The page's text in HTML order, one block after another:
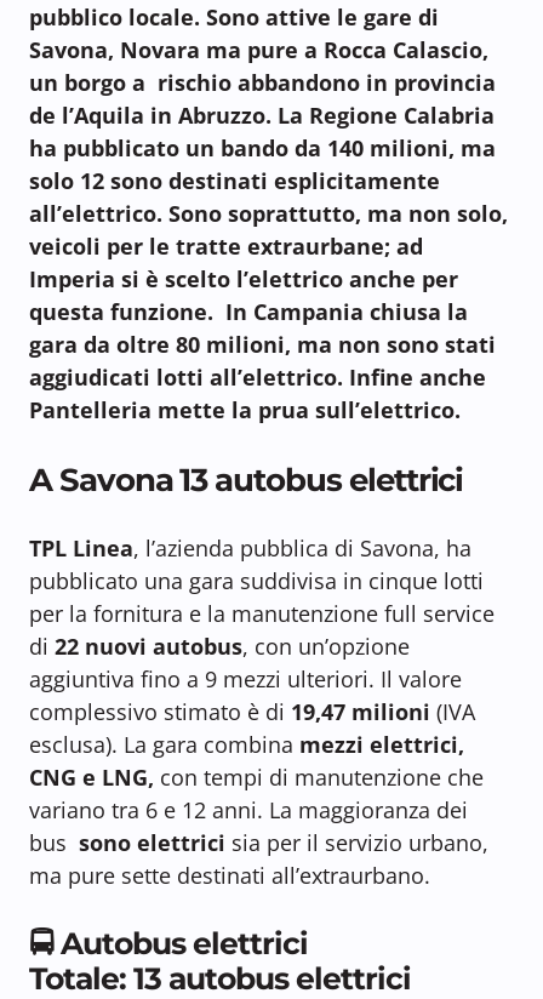
pubblico locale. Sono attive le gare di
Savona, Novara ma pure a Rocca Calascio,
un borgo a rischio abbandono in provincia
de l’Aquila in Abruzzo. La Regione Calabria
ha pubblicato un bando da 140 milioni, ma
solo 12 sono destinati esplicitamente
all’elettrico. Sono soprattutto, ma non solo,
veicoli per le tratte extraurbane; ad
Imperia si è scelto l’elettrico anche per
questa funzione. In Campania chiusa la
gara da oltre 80 milioni, ma non sono stati
aggiudicati lotti all’elettrico. Infine anche
Pantelleria mette la prua sull’elettrico.
A Savona 13 autobus elettrici
TPL Linea, l’azienda pubblica di Savona, ha
pubblicato una gara suddivisa in cinque lotti
per la fornitura e la manutenzione full service
di 22 nuovi autobus, con un’opzione
aggiuntiva fino a 9 mezzi ulteriori. Il valore
complessivo stimato è di 19,47 milioni (IVA
esclusa). La gara combina mezzi elettrici,
CNG e LNG, con tempi di manutenzione che
variano tra 6 e 12 anni. La maggioranza dei
bus sono elettrici sia per il servizio urbano,
ma pure sette destinati all’extraurbano.
🚍 Autobus elettrici
Totale: 13 autobus elettrici